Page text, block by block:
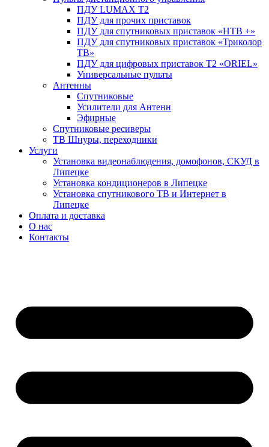
ПДУ LUMAX Т2
ПДУ для прочих приставок
ПДУ для спутниковых приставок «НТВ +»
ПДУ для спутниковых приставок «Триколор
ТВ»
ПДУ для цифровых приставок Т2 «ORIEL»
Универсальные пульты
Антенны
Спутниковые
Усилители для Антенн
Эфирные
Спутниковые ресиверы
ТВ Шнуры, переходники
Услуги
Установка видеонаблюдения, домофонов, СКУД в
Липецке
Установка кондиционеров в Липецке
Установка спутникового ТВ и Интернет в
Липецке
Оплата и доставка
О нас
Контакты